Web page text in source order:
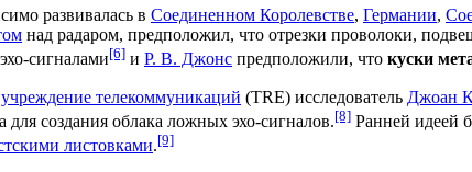
развивалась в Соединенном Королевстве, Германии,
над радаром, предположил, что отрезки проволоки,
сигналами[6] и Р. В. Джонс предположили, что куски
учреждение телекоммуникаций (TRE) исследователь Джоан
для создания облака ложных эхо-сигналов.[8] Ранней идеей
листовками.[9]